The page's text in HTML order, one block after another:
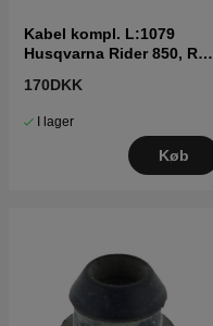
Kabel kompl. L:1079
Husqvarna Rider 850, R11,
170DKK
I lager
Køb